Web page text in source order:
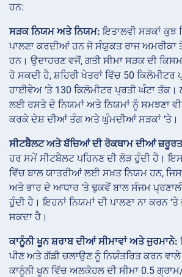
ਹਨ:
ਸੜਕ ਨਿਯਮ ਅਤੇ ਨਿਯਮ: ਇਤਾਲਵੀ ਸੜਕਾਂ ਕੁਝ
ਪਾਲਣਾ ਕਰਦੀਆਂ ਹਨ ਜੋ ਸੰਯੁਕਤ ਰਾਜ
ਹਨ। ਉਦਾਹਰਣ ਵਜੋਂ, ਗਤੀ ਸੀਮਾ ਸੜਕ ਦੀ
ਹੋ ਸਕਦੀ ਹੈ, ਸ਼ਹਿਰੀ ਖੇਤਰਾਂ ਵਿੱਚ 50 ਕਿਲੋਮੀਟਰ
ਹਾਈਵੇਅ ‘ਤੇ 130 ਕਿਲੋਮੀਟਰ ਪ੍ਰਤੀ ਘੰਟਾ
ਲਈ ਰਸਤੇ ਦੇ ਨਿਯਮਾਂ ਅਤੇ ਨਿਯਮਾਂ ਨੂੰ ਸਮਝਣਾ
ਕਰਕੇ ਦੇਸ਼ ਦੀਆਂ ਤੰਗ ਅਤੇ ਘੁੰਮਦੀਆਂ ਸੜਕਾਂ ‘ਤੇ।
ਸੀਟਬੈਲਟ ਅਤੇ ਬੱਚਿਆਂ ਦੀ ਰੋਕਥਾਮ ਦੀਆਂ
ਹਰ ਸਮੇਂ ਸੀਟਬੈਲਟ ਪਹਿਨਣ ਦੀ ਲੋੜ ਹੁੰਦੀ ਹੈ।
ਵਿੱਚ ਬਾਲ ਯਾਤਰੀਆਂ ਲਈ ਸਖ਼ਤ ਨਿਯਮ ਹਨ,
ਅਤੇ ਭਾਰ ਦੇ ਆਧਾਰ ‘ਤੇ ਢੁਕਵੇਂ ਬਾਲ ਸੰਜਮ
ਹੁੰਦੀ ਹੈ। ਇਹਨਾਂ ਨਿਯਮਾਂ ਦੀ ਪਾਲਣਾ ਨਾ ਕਰਨ ‘ਤੇ
ਸਕਦਾ ਹੈ।
ਕਾਨੂੰਨੀ ਖੂਨ ਸ਼ਰਾਬ ਦੀਆਂ ਸੀਮਾਵਾਂ ਅਤੇ ਜੁਰਮਾਨੇ:
ਪੀਣ ਅਤੇ ਗੱਡੀ ਚਲਾਉਣ ਨੂੰ ਨਿਯੰਤਰਿਤ ਕਰਨ
ਕਾਨੂੰਨੀ ਖੂਨ ਵਿੱਚ ਅਲਕੋਹਲ ਦੀ ਸੀਮਾ 0.5